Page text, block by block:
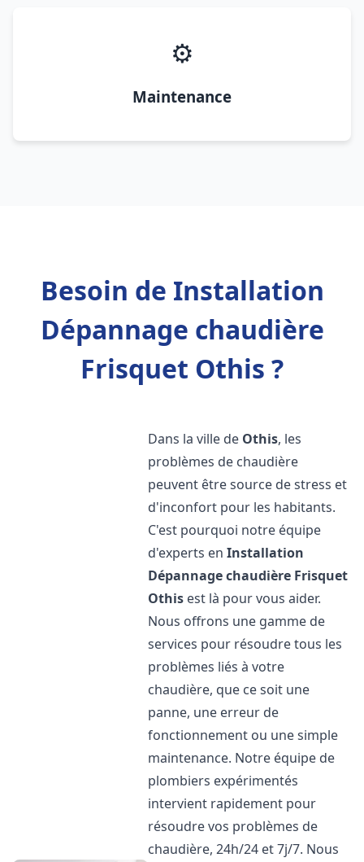
⚙️
Maintenance
Besoin de Installation
Dépannage chaudière
Frisquet Othis ?
Dans la ville de Othis, les
problèmes de chaudière
peuvent être source de stress et
d'inconfort pour les habitants.
C'est pourquoi notre équipe
d'experts enInstallation
Dépannage chaudière Frisquet
Othis est là pour vous aider.
Nous offrons une gamme de
services pour résoudre tous les
problèmes liés à votre
chaudière, que ce soit une
panne, une erreur de
fonctionnement ou une simple
maintenance. Notre équipe de
plombiers expérimentés
intervient rapidement pour
résoudre vos problèmes de
chaudière, 24h/24 et 7j/7. Nous